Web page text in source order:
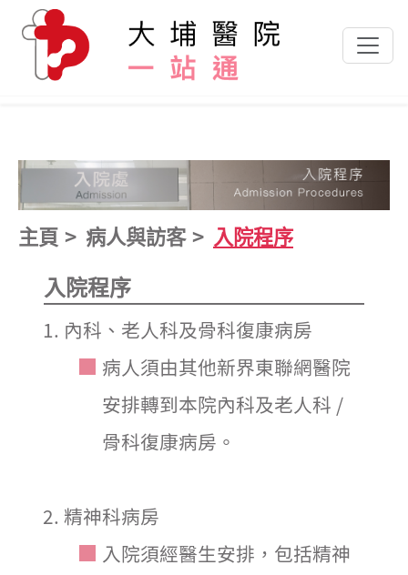
跳到主要內容
主頁 病人與訪客 入院程序
入院程序
內科、老人科及骨科復康病房
病人須由其他新界東聯網醫院
安排轉到本院內科及老人科 /
骨科復康病房。
精神科病房
入院須經醫生安排，包括精神